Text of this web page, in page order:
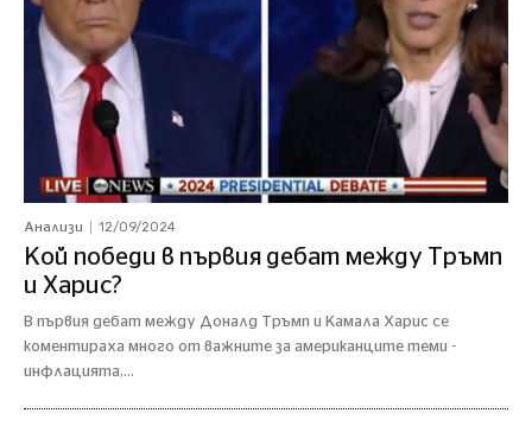
Анализи 12/09/2024
Кой победи в първия дебат между Тръмп
и Харис?
В първия дебат между Доналд Тръмп и Камала Харис се
коментираха много от важните за американците теми -
инфлацията,...